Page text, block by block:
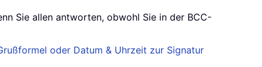
Sie allen antworten, obwohl Sie in der BCC-
oder Datum & Uhrzeit zur Signatur